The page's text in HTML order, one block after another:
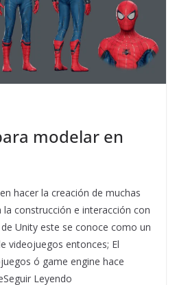
modelar en
hacer la creación de muchas
la construcción e interacción con
Unity este se conoce como un
videojuegos entonces; El
ó game engine hace
Leyendo